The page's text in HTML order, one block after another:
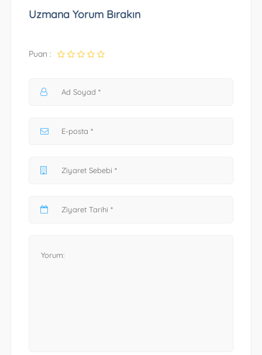
Uzmana Yorum Bırakın
Puan :